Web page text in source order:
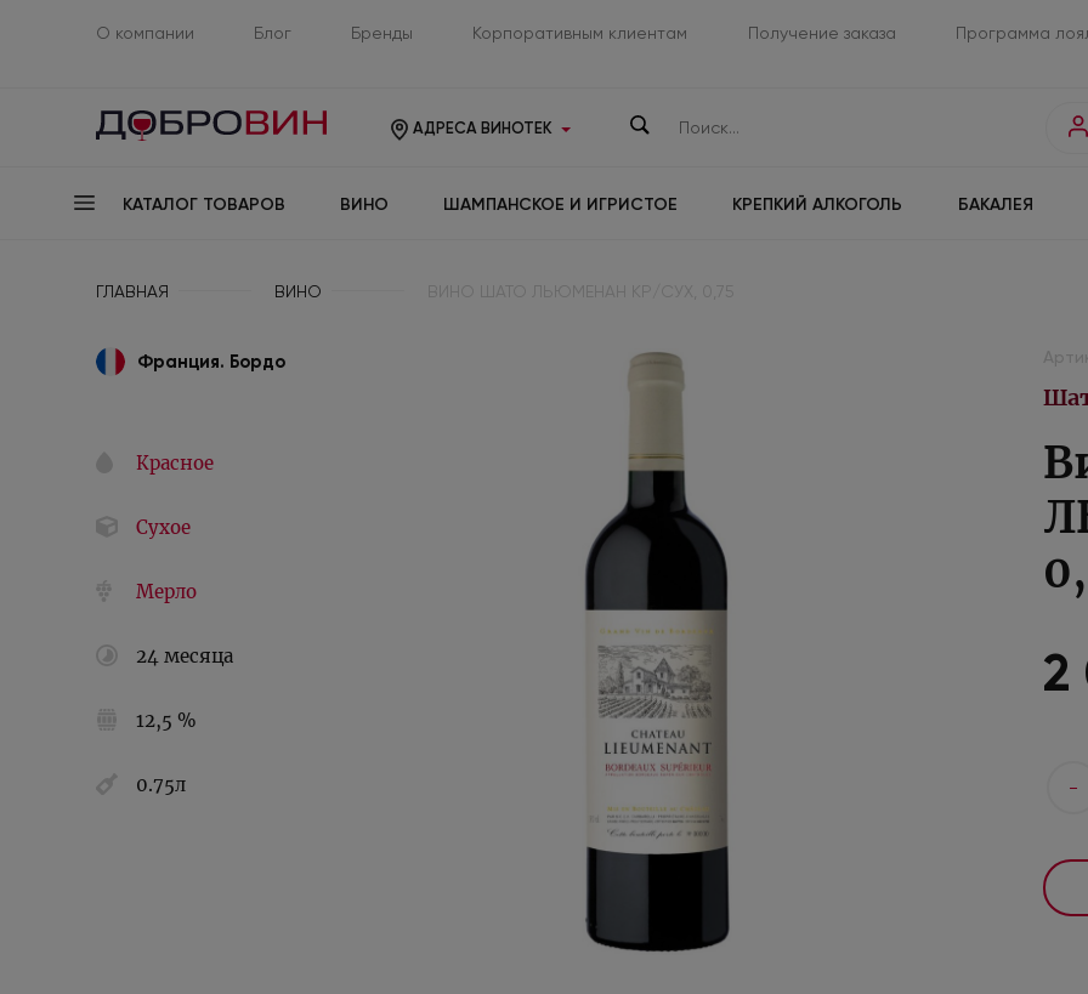
О компании Блог Бренды Корпоративным клиентам Получение заказа Программа
АДРЕСА ВИНОТЕК
КАТАЛОГ ТОВАРОВ ВИНО ШАМПАНСКОЕ И ИГРИСТОЕ КРЕПКИЙ АЛКОГОЛЬ БАКАЛЕЯ
ГЛАВНАЯ ВИНО
Франция. Бордо
Красное
Сухое
Мерло
24 месяца
12,5 %
0.75л
2
-